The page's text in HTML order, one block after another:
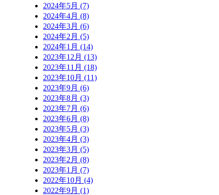
2024年5月 (7)
2024年4月 (8)
2024年3月 (6)
2024年2月 (5)
2024年1月 (14)
2023年12月 (13)
2023年11月 (18)
2023年10月 (11)
2023年9月 (6)
2023年8月 (3)
2023年7月 (6)
2023年6月 (8)
2023年5月 (3)
2023年4月 (3)
2023年3月 (5)
2023年2月 (8)
2023年1月 (7)
2022年10月 (4)
2022年9月 (1)